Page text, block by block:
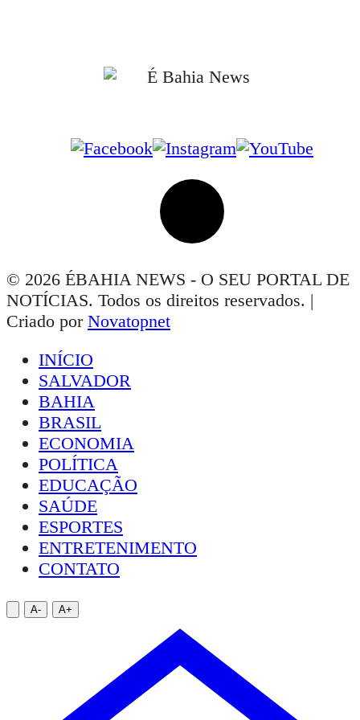
© 2026 ÉBAHIA NEWS - O SEU PORTAL DE
NOTÍCIAS. Todos os direitos reservados. |
Criado por Novatopnet
INÍCIO
SALVADOR
BAHIA
BRASIL
ECONOMIA
POLÍTICA
EDUCAÇÃO
SAÚDE
ESPORTES
ENTRETENIMENTO
CONTATO
A- A+